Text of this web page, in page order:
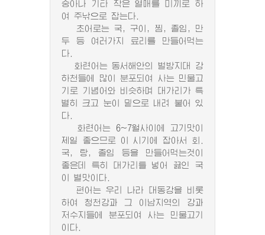
숭아나 기타 작은 열매를 미끼로 하
여 주낚으로 잡는다.
초어로는 국, 구이, 찜, 졸임, 만
두 등 여러가지 료리를 만들어먹는
다.
화련어는 동서해안의 벌방지대 강
하천들에 많이 분포되여 사는 민물고
기로 기념어와 비슷하며 대가리가 특
별히 크고 눈이 밑으로 내려 붙어 있
다.
화련어는 6~7월사이에 고기맛이
제일 좋으므로 이 시기에 잡아서 회.
국, 탕, 졸임 등을 만들어먹는것이
좋은데 특히 대가리틀 넣어 끓인 국
이 별맛이다.
편어는 우리 나라 대동강을 비롯
하여 청천강과 그 이남지역의 강과
저수지들에 분포되여 사는 민물고기
이다.